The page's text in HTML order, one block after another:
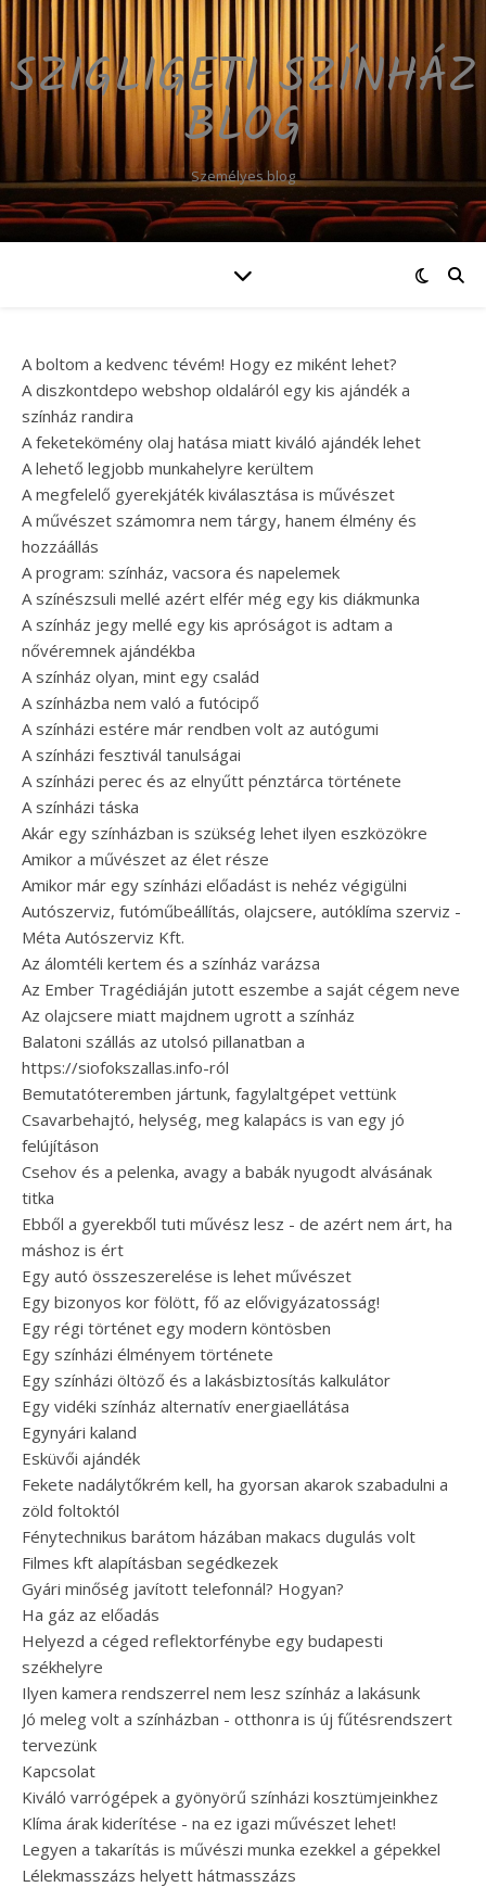
SZIGLIGETI SZÍNHÁZ
BLOG
Személyes blog
A boltom a kedvenc tévém! Hogy ez miként lehet?
A diszkontdepo webshop oldaláról egy kis ajándék a
színház randira
A feketekömény olaj hatása miatt kiváló ajándék lehet
A lehető legjobb munkahelyre kerültem
A megfelelő gyerekjáték kiválasztása is művészet
A művészet számomra nem tárgy, hanem élmény és
hozzáállás
A program: színház, vacsora és napelemek
A színészsuli mellé azért elfér még egy kis diákmunka
A színház jegy mellé egy kis apróságot is adtam a
nővéremnek ajándékba
A színház olyan, mint egy család
A színházba nem való a futócipő
A színházi estére már rendben volt az autógumi
A színházi fesztivál tanulságai
A színházi perec és az elnyűtt pénztárca története
A színházi táska
Akár egy színházban is szükség lehet ilyen eszközökre
Amikor a művészet az élet része
Amikor már egy színházi előadást is nehéz végigülni
Autószerviz, futóműbeállítás, olajcsere, autóklíma szerviz -
Méta Autószerviz Kft.
Az álomtéli kertem és a színház varázsa
Az Ember Tragédiáján jutott eszembe a saját cégem neve
Az olajcsere miatt majdnem ugrott a színház
Balatoni szállás az utolsó pillanatban a
https://siofokszallas.info-ról
Bemutatóteremben jártunk, fagylaltgépet vettünk
Csavarbehajtó, helység, meg kalapács is van egy jó
felújításon
Csehov és a pelenka, avagy a babák nyugodt alvásának
titka
Ebből a gyerekből tuti művész lesz - de azért nem árt, ha
máshoz is ért
Egy autó összeszerelése is lehet művészet
Egy bizonyos kor fölött, fő az elővigyázatosság!
Egy régi történet egy modern köntösben
Egy színházi élményem története
Egy színházi öltöző és a lakásbiztosítás kalkulátor
Egy vidéki színház alternatív energiaellátása
Egynyári kaland
Esküvői ajándék
Fekete nadálytőkrém kell, ha gyorsan akarok szabadulni a
zöld foltoktól
Fénytechnikus barátom házában makacs dugulás volt
Filmes kft alapításban segédkezek
Gyári minőség javított telefonnál? Hogyan?
Ha gáz az előadás
Helyezd a céged reflektorfénybe egy budapesti
székhelyre
Ilyen kamera rendszerrel nem lesz színház a lakásunk
Jó meleg volt a színházban - otthonra is új fűtésrendszert
tervezünk
Kapcsolat
Kiváló varrógépek a gyönyörű színházi kosztümjeinkhez
Klíma árak kiderítése - na ez igazi művészet lehet!
Legyen a takarítás is művészi munka ezekkel a gépekkel
Lélekmasszázs helyett hátmasszázs